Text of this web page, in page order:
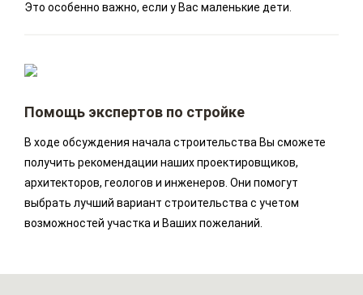
Это особенно важно, если у Вас маленькие дети.
Помощь экспертов по стройке
В ходе обсуждения начала строительства Вы сможете
получить рекомендации наших проектировщиков,
архитекторов, геологов и инженеров. Они помогут
выбрать лучший вариант строительства с учетом
возможностей участка и Ваших пожеланий.